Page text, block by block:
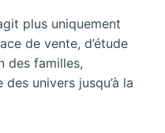
plus uniquement
de vente, d’étude
des familles,
univers jusqu’à la